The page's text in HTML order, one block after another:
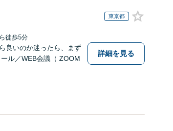
東京都
徒歩5分
良いのか迷ったら、まず
ル／WEB会議（ ZOOM
詳細を見る